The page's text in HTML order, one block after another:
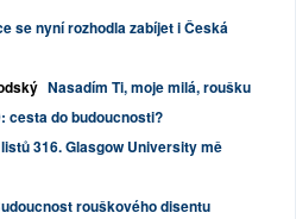
se nyní rozhodla zabíjet i Česká
Nasadím Ti, moje milá, roušku
cesta do budoucnosti?
316. Glasgow University mě
rouškového disentu